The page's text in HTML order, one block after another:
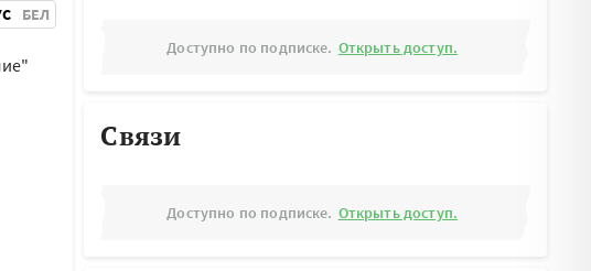
БЕЛ
Доступно по подписке. Открыть доступ.
Связи
Доступно по подписке. Открыть доступ.